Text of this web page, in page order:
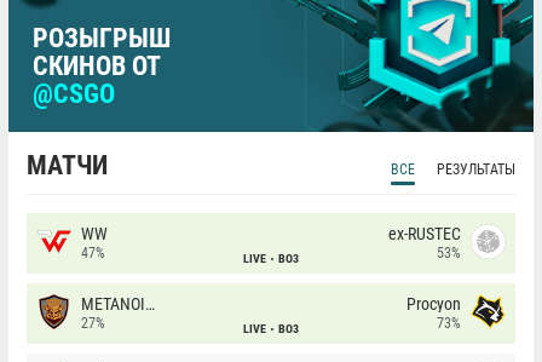
РОЗЫГРЫШ
СКИНОВ ОТ
@CSGO
МАТЧИ ВСЕ РЕЗУЛЬТАТЫ
WW
47% LIVE BO3
ex-RUSTEC
53%
METANOIA Wolves
27% LIVE BO3
Procyon
73%